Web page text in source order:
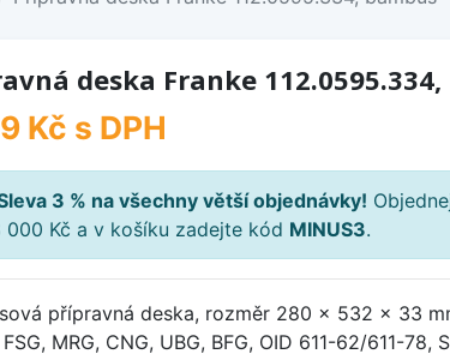
deska Franke
Kč s DPH
3 % na všechny větší objednávky!
000 Kč a v košíku zadejte kód MINUS3.
přípravná deska, rozměr 280 x 532 x 33
MRG, CNG, UBG, BFG, OID 611-62/611-78,